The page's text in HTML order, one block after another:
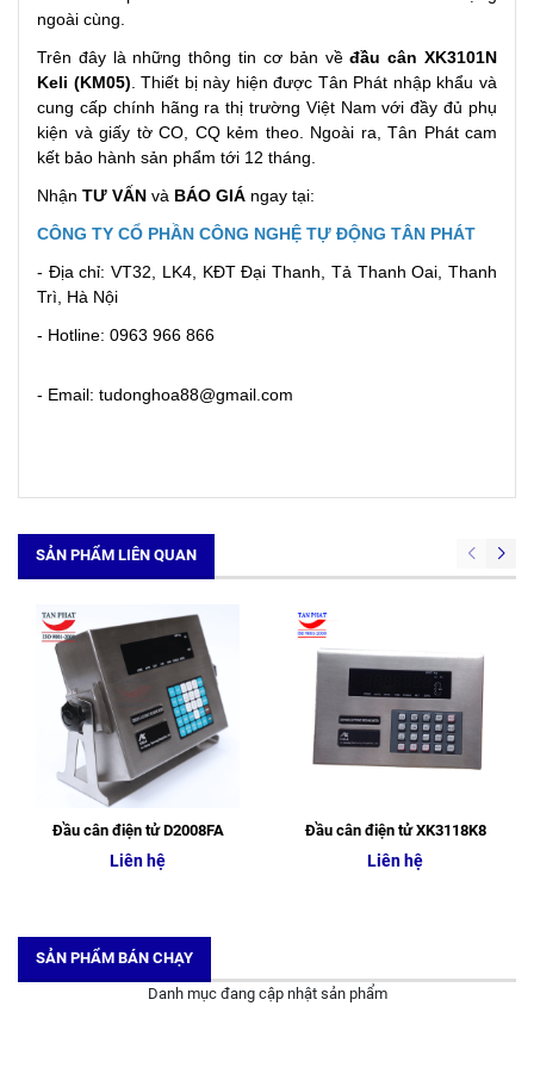
ngoài cùng.
Trên đây là những thông tin cơ bản vềđầu cân XK3101N
Keli (KM05) . Thiết bị này hiện được Tân Phát nhập khẩu và
cung cấp chính hãng ra thị trường Việt Nam với đầy đủ phụ
kiện và giấy tờ CO, CQ kẻm theo. Ngoài ra, Tân Phát cam
kết bảo hành sản phẩm tới 12 tháng.
Nhận TƯ VẤN và BÁO GIÁ ngay tại:
CÔNG TY CỔ PHẦN CÔNG NGHỆ TỰ ĐỘNG TÂN PHÁT
- Địa chỉ: VT32, LK4, KĐT Đại Thanh, Tả Thanh Oai, Thanh
Trì, Hà Nội
- Hotline: 0963 966 866
- Email: tudonghoa88@gmail.com
SẢN PHẨM LIÊN QUAN
Đầu cân điện tử D2008FA
Liên hệ
Đầu cân điện tử XK3118K8
Liên hệ
SẢN PHẨM BÁN CHẠY
Danh mục đang cập nhật sản phẩm